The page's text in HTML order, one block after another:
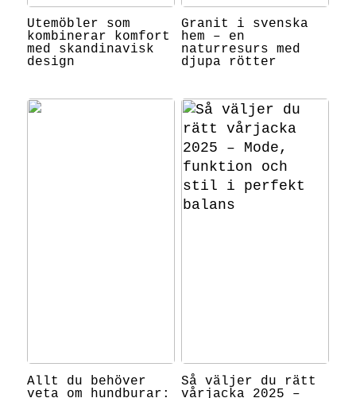
Utemöbler som
kombinerar komfort
med skandinavisk
design
Granit i svenska
hem – en
naturresurs med
djupa rötter
Allt du behöver
veta om hundburar:
Så väljer du rätt
vårjacka 2025 –